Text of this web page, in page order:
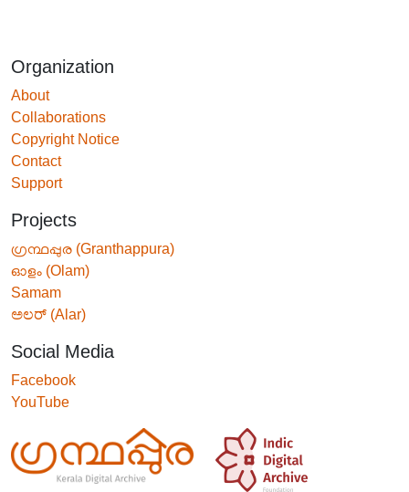
Organization
About
Collaborations
Copyright Notice
Contact
Support
Projects
ഗ്രന്ഥപ്പുര (Granthappura)
ഓളം (Olam)
Samam
ಅಲರ್ (Alar)
Social Media
Facebook
YouTube